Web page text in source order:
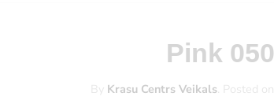
Pink 050
By Krasu Centrs Veikals. Posted on